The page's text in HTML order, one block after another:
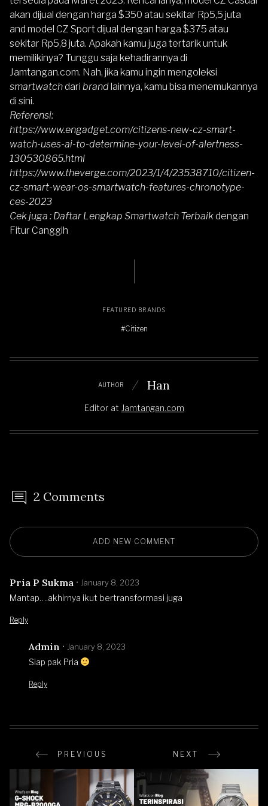
akan dijual dengan harga $350 atau sekitar Rp5,5 juta
and model CZ Sport dijual dengan harga $375 atau
sekitar Rp5,8 juta. Apakah kamu juga tertarik untuk
memilikinya? Tunggu saja kehadirannya di
Jamtangan.com. Nah, jika kamu ingin mengoleksi
smartwatchdari brandlainnya, kamu bisa menemukannya
di sini.
Referensi:
https://www.engadget.com/citizens-new-cz-smart-
watch-uses-ai-to-determine-your-level-of-alertness-
130530865.html
https://www.theverge.com/2023/1/4/23538710/citizen-
cz-smart-wear-os-smartwatch-features-chronotype-
ces-2023
Cek juga : Daftar Lengkap Smartwatch Terbaikdengan
Fitur Canggih
FEATURED BRANDS
#Citizen
AUTHOR Han
Editor at Jamtangan.com
2 Comments
ADD NEW COMMENT
Pria P Sukma January 8, 2023
Mantap….akhirnya ikut bertransformasi juga
Reply
Admin January 8, 2023
Siap pak Pria
Reply
PREVIOUS NEXT